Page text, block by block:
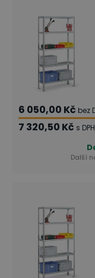
6 050,00 Kč bez
7 320,50 Kč s DPH
Další